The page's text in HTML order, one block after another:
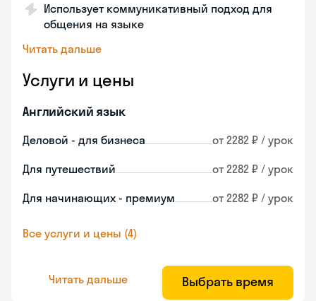
Использует коммуникативный подход для
общения на языке
Читать дальше
Услуги и цены
Английский язык
Деловой - для бизнеса от 2282 ₽ / урок
Для путешествий от 2282 ₽ / урок
Для начинающих - премиум от 2282 ₽ / урок
Все услуги и цены (4)
Читать дальше Выбрать время